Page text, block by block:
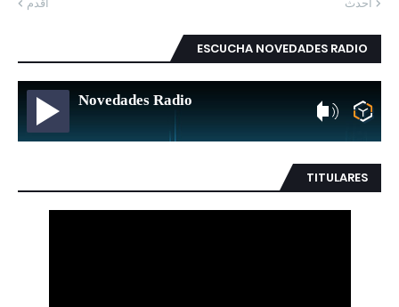
ESCUCHA NOVEDADES RADIO
Novedades Radio
TITULARES